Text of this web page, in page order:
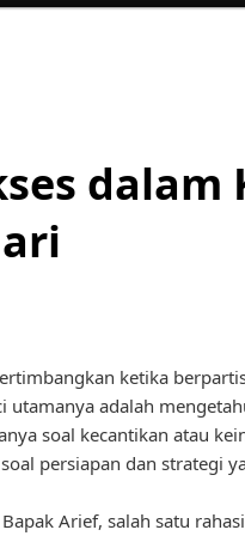
dalam
ketika
adalah
soal kecantikan atau
persiapan dan strategi
Arief, salah satu